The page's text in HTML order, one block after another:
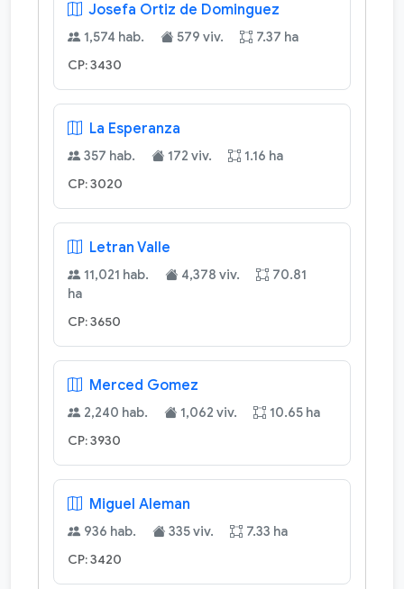
Josefa Ortiz de Dominguez
1,574 hab. 579 viv. 7.37 ha
CP: 3430
La Esperanza
357 hab. 172 viv. 1.16 ha
CP: 3020
Letran Valle
11,021 hab. 4,378 viv.
70.81
ha
CP: 3650
Merced Gomez
2,240 hab. 1,062 viv. 10.65 ha
CP: 3930
Miguel Aleman
936 hab. 335 viv. 7.33 ha
CP: 3420